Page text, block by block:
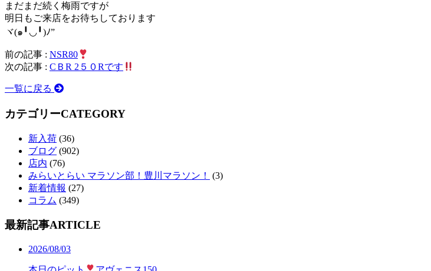
まだまだ続く梅雨ですが
明日もご来店をお待ちしております
ヾ(๑╹◡╹)ﾉ”
前の記事 : NSR80
次の記事 : CＢR 2５０Rです
一覧に戻る
カテゴリーCATEGORY
新入荷 (36)
ブログ (902)
店内 (76)
みらいとらい マラソン部！豊川マラソン！
(3)
新着情報 (27)
コラム (349)
最新記事ARTICLE
2026/08/03